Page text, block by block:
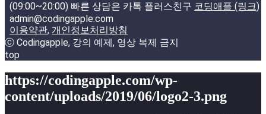
(09:00~20:00) 빠른 상담은 카톡 플러스친구 코딩애플 (링크)
admin@codingapple.com
이용약관, 개인정보처리방침
ⓒ Codingapple, 강의 예제, 영상 복제 금지
top
https://codingapple.com/wp-
content/uploads/2019/06/logo2-3.png